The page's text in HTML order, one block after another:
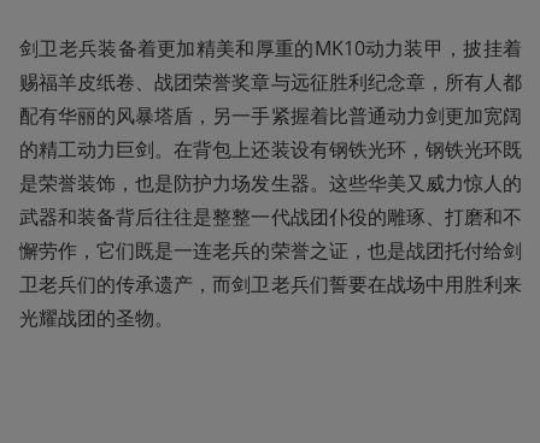
剑卫老兵装备着更加精美和厚重的MK10动力装甲，披挂着
赐福羊皮纸卷、战团荣誉奖章与远征胜利纪念章，所有人都
配有华丽的风暴塔盾，另一手紧握着比普通动力剑更加宽阔
的精工动力巨剑。在背包上还装设有钢铁光环，钢铁光环既
是荣誉装饰，也是防护力场发生器。这些华美又威力惊人的
武器和装备背后往往是整整一代战团仆役的雕琢、打磨和不
懈劳作，它们既是一连老兵的荣誉之证，也是战团托付给剑
卫老兵们的传承遗产，而剑卫老兵们誓要在战场中用胜利来
光耀战团的圣物。